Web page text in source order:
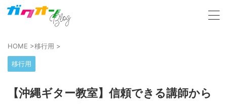
HOME >移行用 >
移行用
【沖縄ギター教室】信頼できる講師から